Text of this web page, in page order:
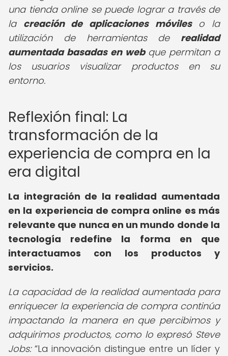
una tienda online se puede lograr a través de
la creación de aplicaciones móvileso la
utilización de herramientas de realidad
aumentada basadas en webque permitan a
los usuarios visualizar productos en su
entorno.
Reflexión final: La
transformación de la
experiencia de compra en la
era digital
La integración de la realidad aumentada
en la experiencia de compra online es más
relevante que nunca en un mundo donde la
tecnología redefine la forma en que
interactuamos con los productos y
servicios.
La capacidad de la realidad aumentada para
enriquecer la experiencia de compra continúa
impactando la manera en que percibimos y
adquirimos productos, como lo expresó Steve
Jobs: La innovación distingue entre un líder y